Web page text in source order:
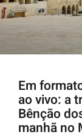
Em
ao vivo: a
Bênção
manhã no